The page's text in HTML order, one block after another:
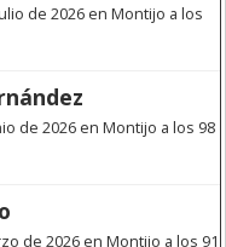
de 2026 en Montijo a los
de 2026 en Montijo a los 98
de 2026 en Montijo a los 91